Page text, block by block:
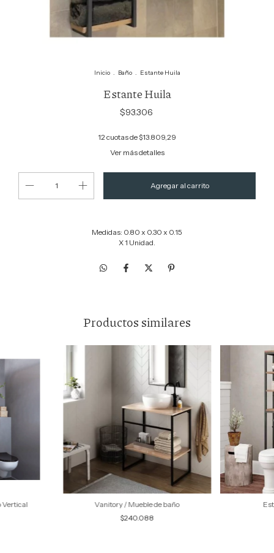
Inicio . Baño . Estante Huila
Estante Huila
$93.306
12 cuotas de$13.809,29
Ver más detalles
Medidas: 0.80 x 0.30 x 0.15
X 1 Unidad.
Productos similares
Vertical
Vanitory / Mueble de baño
$240.088